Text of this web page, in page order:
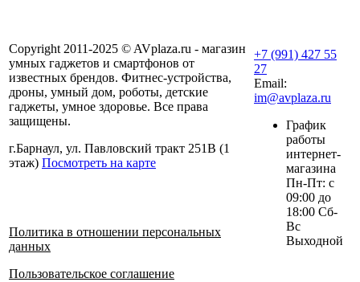
Copyright 2011-2025 © AVplaza.ru - магазин
умных гаджетов и смартфонов от
известных брендов. Фитнес-устройства,
дроны, умный дом, роботы, детские
гаджеты, умное здоровье. Все права
защищены.
г.Барнаул, ул. Павловский тракт 251В (1
этаж) Посмотреть на карте
Политика в отношении персональных
данных
Пользовательское соглашение
+7 (991) 427 55
27
Email:
im@avplaza.ru
График
работы
интернет-
магазина
Пн-Пт: с
09:00 до
18:00 Сб-
Вс
Выходной